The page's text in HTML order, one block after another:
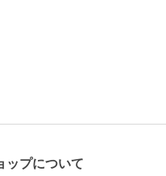
ップについて